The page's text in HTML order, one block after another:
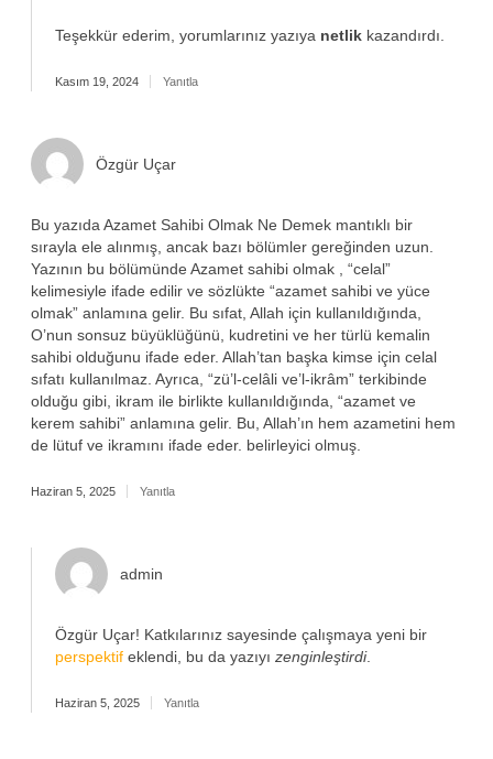
Teşekkür ederim, yorumlarınız yazıya netlik kazandırdı.
Kasım 19, 2024 Yanıtla
Özgür Uçar
Bu yazıda Azamet Sahibi Olmak Ne Demek mantıklı bir
sırayla ele alınmış, ancak bazı bölümler gereğinden uzun.
Yazının bu bölümünde Azamet sahibi olmak , “celal”
kelimesiyle ifade edilir ve sözlükte “azamet sahibi ve yüce
olmak” anlamına gelir. Bu sıfat, Allah için kullanıldığında,
O’nun sonsuz büyüklüğünü, kudretini ve her türlü kemalin
sahibi olduğunu ifade eder. Allah’tan başka kimse için celal
sıfatı kullanılmaz. Ayrıca, “zü’l-celâli ve’l-ikrâm” terkibinde
olduğu gibi, ikram ile birlikte kullanıldığında, “azamet ve
kerem sahibi” anlamına gelir. Bu, Allah’ın hem azametini hem
de lütuf ve ikramını ifade eder. belirleyici olmuş.
Haziran 5, 2025 Yanıtla
admin
Özgür Uçar! Katkılarınız sayesinde çalışmaya yeni bir
perspektif eklendi, bu da yazıyı zenginleştirdi.
Haziran 5, 2025 Yanıtla